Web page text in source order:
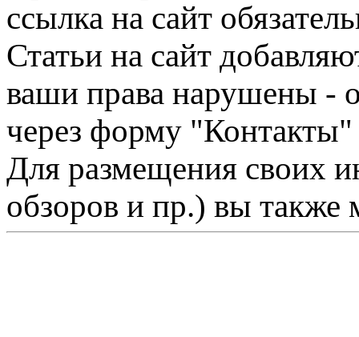
ссылка на сайт
Статьи на сайт
ваши права нарушены -
через форму "Контакты"
Для размещения своих
обзоров и пр.) вы также